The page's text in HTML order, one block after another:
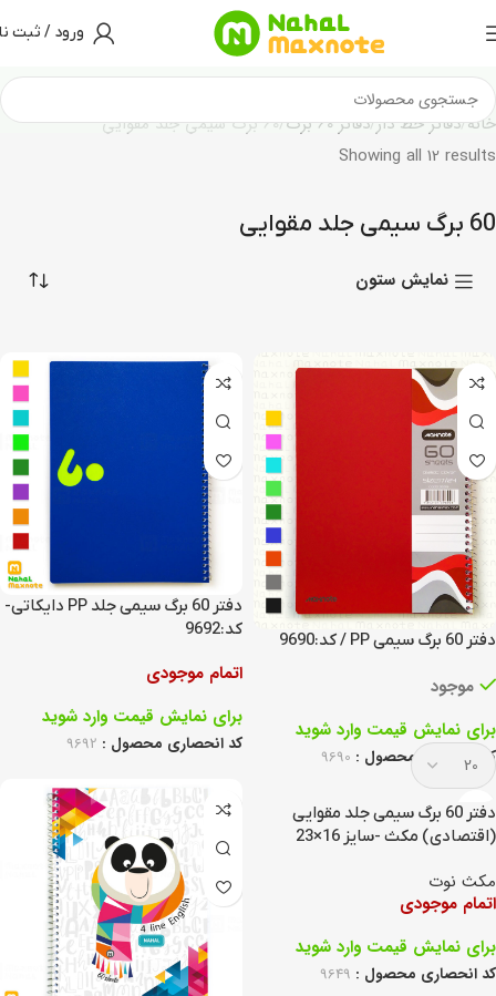
ورود / ثبت
خانه دفاتر خط دار دفاتر 60 برگ
60 برگ سیمی جلد مقوایی
Showing all 12 results
60 برگ سیمی جلد مقوایی
نمایش ستون
دفتر 60 برگ سیمی PP / کد:9690
موجود
برای نمایش قیمت وارد شوید
کد انحصاری محصول : 9690
دفتر 60 برگ سیمی جلد PP دایکاتی-
کد:9692
اتمام موجودی
برای نمایش قیمت وارد شوید
کد انحصاری محصول : 9692
دفتر 60 برگ سیمی جلد مقوایی
(اقتصادی) مکث -سایز 16×23
مکث نوت
اتمام موجودی
برای نمایش قیمت وارد شوید
کد انحصاری محصول : 9649